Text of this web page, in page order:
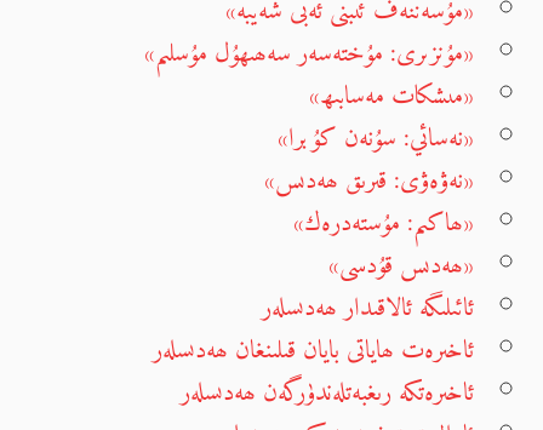
«مۇسەننەف ئىبنى ئەبى شەيبە»
«مۇنزىرى: مۇختەسەر سەھىھۇل مۇسلىم»
«مىشكات مەسابىھ»
«نەسائي: سۇنەن كۇبرا»
«نەۋەۋى: قىرىق ھەدىس»
«ھاكىم: مۇستەدرەك»
«ھەدىس قۇدسى»
ئائىلىگە ئالاقىدار ھەدىسلەر
ئاخىرەت ھاياتى بايان قىلىنغان ھەدىسلەر
ئاخىرەتكە رىغبەتلەندۈرگەن ھەدىسلەر